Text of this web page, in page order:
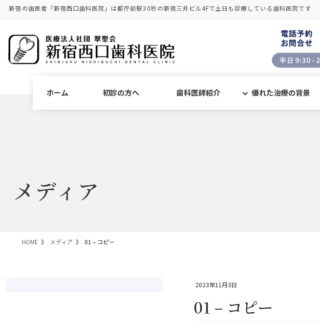
新宿の歯医者「新宿西口歯科医院」は都庁前駅30秒の新宿三井ビル4Fで土日も診療している歯科医院です
ホーム 初診の方へ 歯科医師紹介 優れた治療の背景
メディア
HOME メディア 01 – コピー
2023年11月3日
01 – コピー